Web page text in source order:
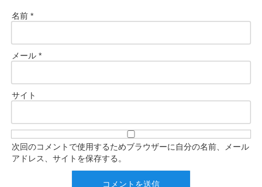
名前 *
メール *
サイト
次回のコメントで使用するためブラウザーに自分の名前、メール
アドレス、サイトを保存する。